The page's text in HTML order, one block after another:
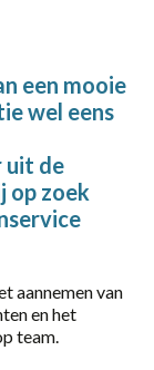
een mooie
wel eens
uit de
op zoek
aannemen van
en het
team.